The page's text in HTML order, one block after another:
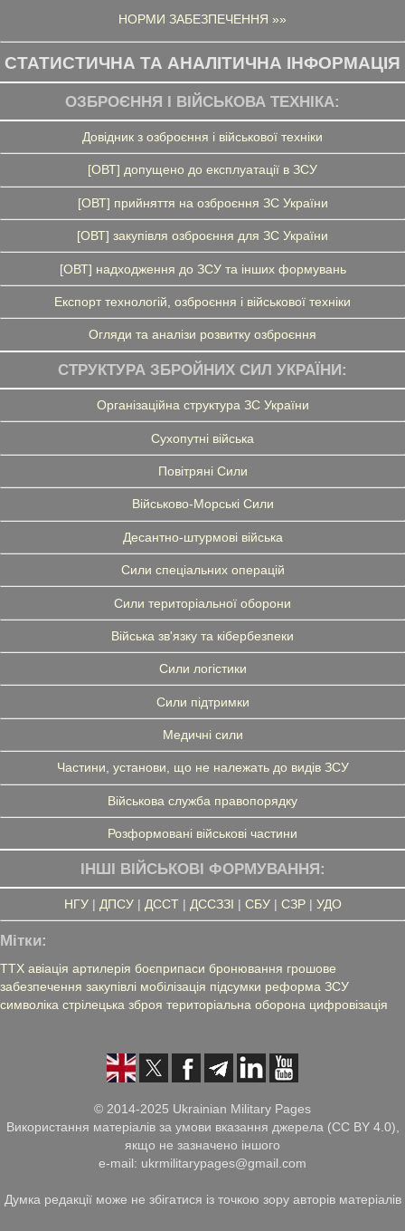
НОРМИ ЗАБЕЗПЕЧЕННЯ »»
СТАТИСТИЧНА ТА АНАЛІТИЧНА ІНФОРМАЦІЯ
ОЗБРОЄННЯ І ВІЙСЬКОВА ТЕХНІКА:
Довідник з озброєння і військової техніки
[ОВТ] допущено до експлуатації в ЗСУ
[ОВТ] прийняття на озброєння ЗС України
[ОВТ] закупівля озброєння для ЗС України
[ОВТ] надходження до ЗСУ та інших формувань
Експорт технологій, озброєння і військової техніки
Огляди та аналізи розвитку озброєння
СТРУКТУРА ЗБРОЙНИХ СИЛ УКРАЇНИ:
Організаційна структура ЗС України
Сухопутні війська
Повітряні Сили
Військово-Морські Сили
Десантно-штурмові війська
Сили спеціальних операцій
Сили територіальної оборони
Війська зв'язку та кібербезпеки
Сили логістики
Сили підтримки
Медичні сили
Частини, установи, що не належать до видів ЗСУ
Військова служба правопорядку
Розформовані військові частини
ІНШІ ВІЙСЬКОВІ ФОРМУВАННЯ:
НГУ| ДПСУ| ДССТ| ДССЗЗІ | СБУ| СЗР| УДО
Мітки:
ТТХ авіація артилерія боєприпаси бронювання грошове
забезпечення закупівлі мобілізація підсумки реформа ЗСУ
символіка стрілецька зброя територіальна оборона цифровізація
© 2014-2025 Ukrainian Military Pages
Використання матеріалів за умови вказання джерела (CC BY 4.0),
якщо не зазначено іншого
e-mail: ukrmilitarypages@gmail.com
Думка редакції може не збігатися із точкою зору авторів матеріалів